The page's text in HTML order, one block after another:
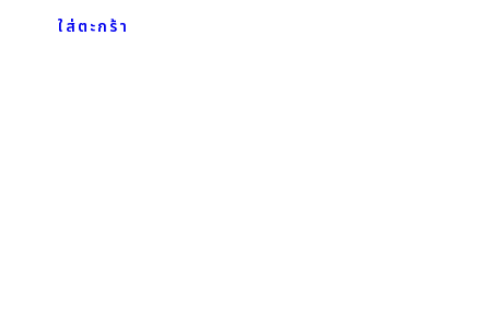
ใส่ตะกร้า